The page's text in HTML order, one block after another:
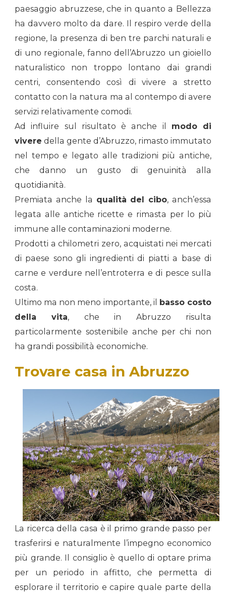
paesaggio abruzzese, che in quanto a Bellezza
ha davvero molto da dare. Il respiro verde della
regione, la presenza di ben tre parchi naturali e
di uno regionale, fanno dell’Abruzzo un gioiello
naturalistico non troppo lontano dai grandi
centri, consentendo così di vivere a stretto
contatto con la natura ma al contempo di avere
servizi relativamente comodi.
Ad influire sul risultato è anche il modo di
vivere della gente d’Abruzzo, rimasto immutato
nel tempo e legato alle tradizioni più antiche,
che danno un gusto di genuinità alla
quotidianità.
Premiata anche la qualità del cibo, anch’essa
legata alle antiche ricette e rimasta per lo più
immune alle contaminazioni moderne.
Prodotti a chilometri zero, acquistati nei mercati
di paese sono gli ingredienti di piatti a base di
carne e verdure nell’entroterra e di pesce sulla
costa.
Ultimo ma non meno importante, il
basso costo
della vita, che in Abruzzo risulta
particolarmente sostenibile anche per chi non
ha grandi possibilità economiche.
Trovare casa in Abruzzo
La ricerca della casa è il primo grande passo per
trasferirsi e naturalmente l’impegno economico
più grande. Il consiglio è quello di optare prima
per un periodo in affitto, che permetta di
esplorare il territorio e capire quale parte della